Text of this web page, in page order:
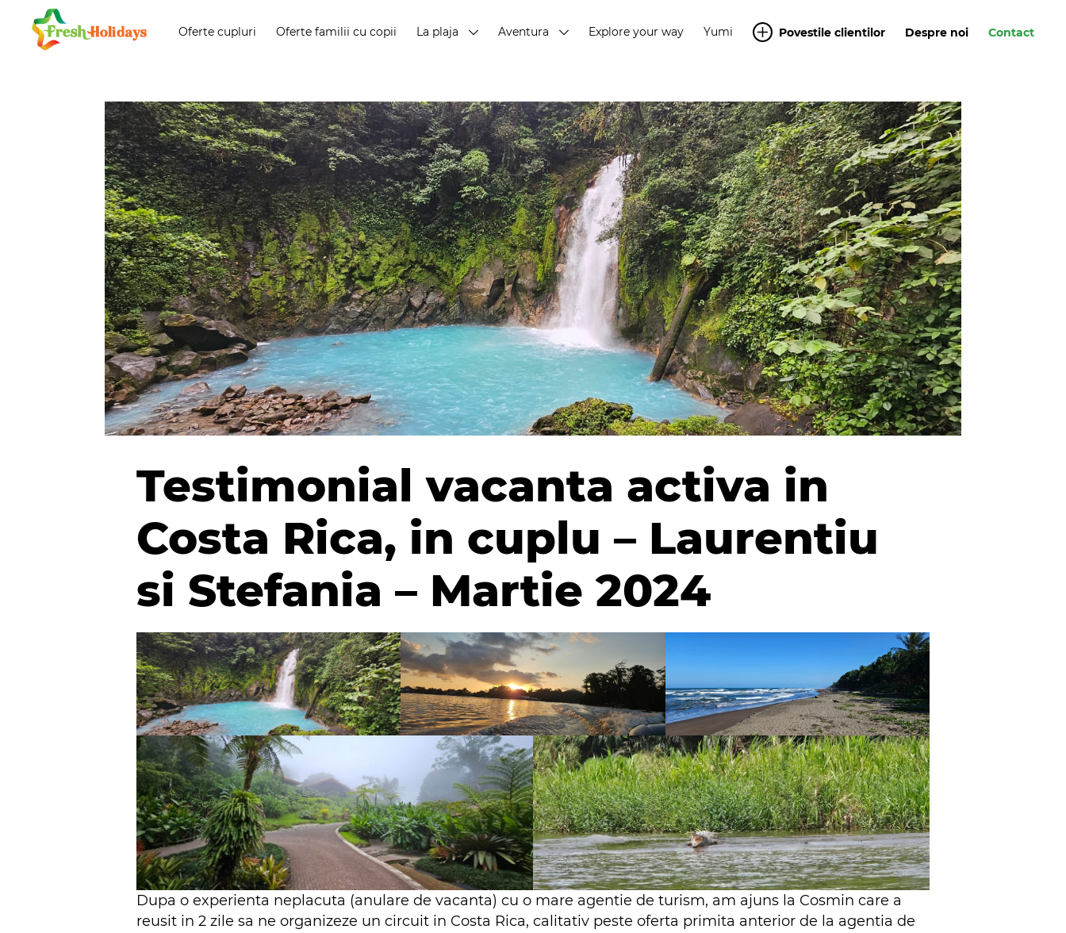
Oferte cupluri Oferte familii cu copii La plaja Aventura Explore your way Yumi Povestile clientilor Despre noi Contact
Testimonial vacanta activa in
Costa Rica, in cuplu – Laurentiu
si Stefania – Martie 2024
Dupa o experienta neplacuta (anulare de vacanta) cu o mare agentie de turism, am ajuns la Cosmin care a
reusit in 2 zile sa ne organizeze un circuit in Costa Rica, calitativ peste oferta primita anterior de la agentia de